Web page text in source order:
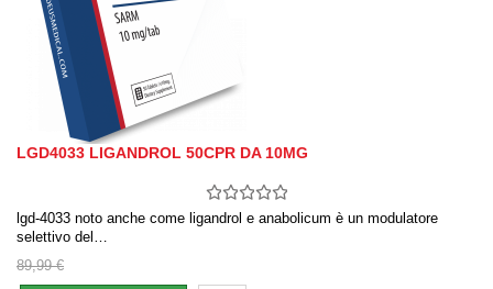
LGD4033 LIGANDROL 50CPR DA 10MG
lgd-4033 noto anche come ligandrol e anabolicum è un modulatore
selettivo del…
89,99 €